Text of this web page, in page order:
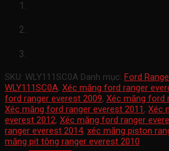
SKU: WLY111SC0A Danh mục: Ford
WLY111SC0A, Xéc măng ford ranger
ford ranger everest 2009, Xéc măng ford
Xéc măng ford ranger everest 2011 , Xéc
everest 2012, Xéc măng ford ranger
ranger everest 2014, xéc măng piston
măng pit tông ranger everest 2010